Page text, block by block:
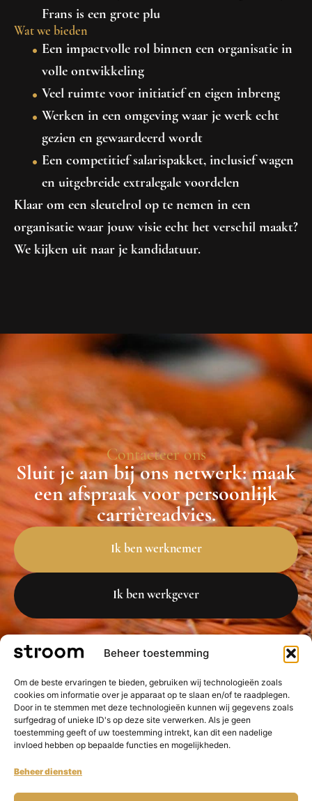
Beheer toestemming
Om de beste ervaringen te bieden, gebruiken wij technologieën zoals
cookies om informatie over je apparaat op te slaan en/of te raadplegen.
Door in te stemmen met deze technologieën kunnen wij gegevens zoals
surfgedrag of unieke ID's op deze site verwerken. Als je geen
toestemming geeft of uw toestemming intrekt, kan dit een nadelige
invloed hebben op bepaalde functies en mogelijkheden.
Beheer diensten
Frans is een grote plu
Wat we bieden
Een impactvolle rol binnen een organisatie in
volle ontwikkeling
Veel ruimte voor initiatief en eigen inbreng
Werken in een omgeving waar je werk echt
gezien en gewaardeerd wordt
Een competitief salarispakket, inclusief wagen
en uitgebreide extralegale voordelen
Klaar om een sleutelrol op te nemen in een
organisatie waar jouw visie echt het verschil maakt?
We kijken uit naar je kandidatuur.
Contacteer ons
Sluit je aan bij ons netwerk: maak
een afspraak voor persoonlijk
carrièreadvies.
Ik ben werknemer
Ik ben werkgever